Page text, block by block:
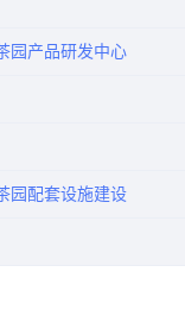
园产品研发中心
园配套设施建设